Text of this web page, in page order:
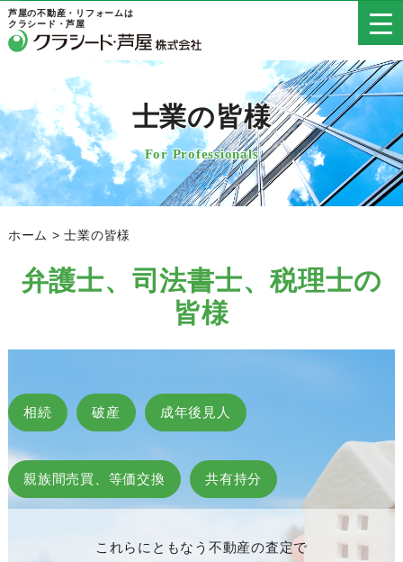
芦屋の不動産・リフォームは
クラシード・芦屋
士業の皆様
For Professionals
ホーム >士業の皆様
弁護士、司法書士、税理士の
皆様
相続 破産 成年後見人
親族間売買、等価交換 共有持分
これらにともなう不動産の査定で